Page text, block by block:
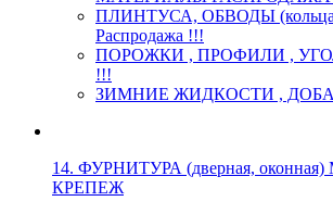
ПЛИНТУСА, ОБВОДЫ (кольца)
Распродажа !!!
ПОРОЖКИ , ПРОФИЛИ ,
!!!
ЗИМНИЕ ЖИДКОСТИ ,
14. ФУРНИТУРА (дверная,
КРЕПЕЖ